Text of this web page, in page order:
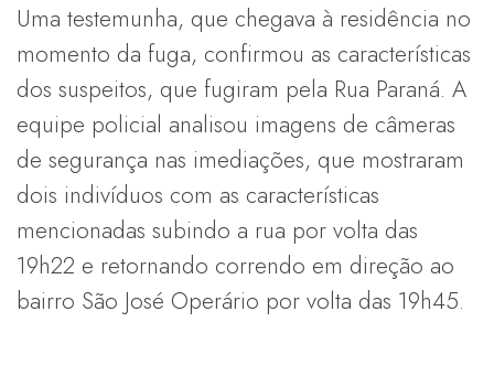
Uma testemunha, que chegava à residência no
momento da fuga, confirmou as características
dos suspeitos, que fugiram pela Rua Paraná. A
equipe policial analisou imagens de câmeras
de segurança nas imediações, que mostraram
dois indivíduos com as características
mencionadas subindo a rua por volta das
19h22 e retornando correndo em direção ao
bairro São José Operário por volta das 19h45.